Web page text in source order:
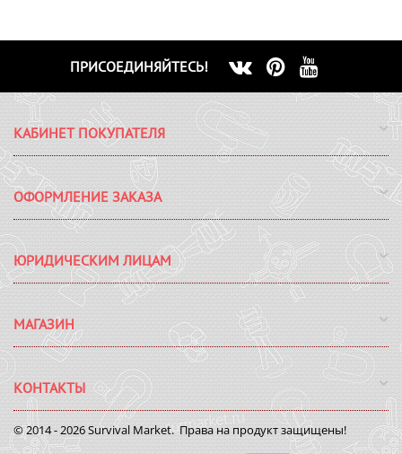
ПРИСОЕДИНЯЙТЕСЬ!
КАБИНЕТ ПОКУПАТЕЛЯ
ОФОРМЛЕНИЕ ЗАКАЗА
ЮРИДИЧЕСКИМ ЛИЦАМ
МАГАЗИН
КОНТАКТЫ
© 2014 - 2026 Survival Market. Права на продукт защищены!